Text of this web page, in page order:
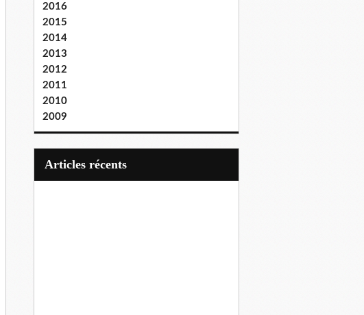
2016
2015
2014
2013
2012
2011
2010
2009
articles récents